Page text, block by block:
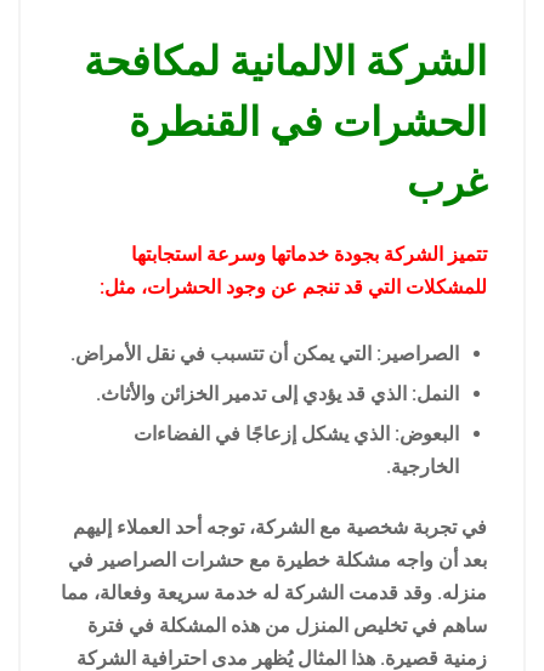
الشركة الالمانية لمكافحة
الحشرات في القنطرة
غرب
تتميز الشركة بجودة خدماتها وسرعة استجابتها
للمشكلات التي قد تنجم عن وجود الحشرات، مثل:
الصراصير: التي يمكن أن تتسبب في نقل الأمراض.
النمل: الذي قد يؤدي إلى تدمير الخزائن والأثاث.
البعوض: الذي يشكل إزعاجًا في الفضاءات
الخارجية.
في تجربة شخصية مع الشركة، توجه أحد العملاء إليهم
بعد أن واجه مشكلة خطيرة مع حشرات الصراصير في
منزله. وقد قدمت الشركة له خدمة سريعة وفعالة، مما
ساهم في تخليص المنزل من هذه المشكلة في فترة
زمنية قصيرة. هذا المثال يُظهر مدى احترافية الشركة